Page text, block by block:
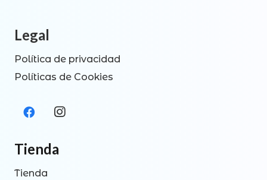
Legal
Política de privacidad
Políticas de Cookies
Tienda
Tienda